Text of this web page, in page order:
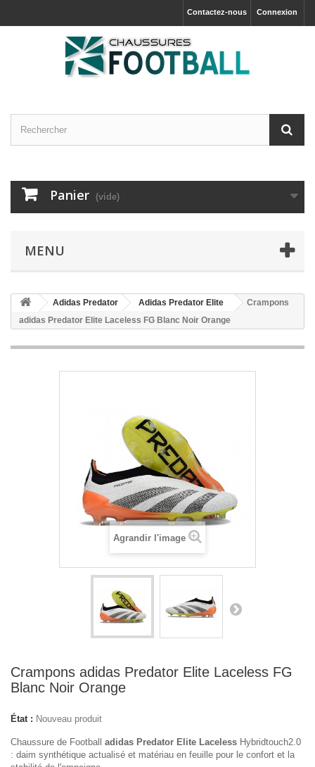
Connexion
Contactez-nous
Panier (vide)
MENU
Adidas Predator Adidas Predator Elite
Crampons
adidas Predator Elite Laceless FG Blanc Noir Orange
Agrandir l'image
Crampons adidas Predator Elite Laceless FG
Blanc Noir Orange
État : Nouveau produit
Chaussure de Football adidas Predator Elite Laceless Hybridtouch2.0
: daim synthétique actualisé et matériau en feuille pour le confort et la